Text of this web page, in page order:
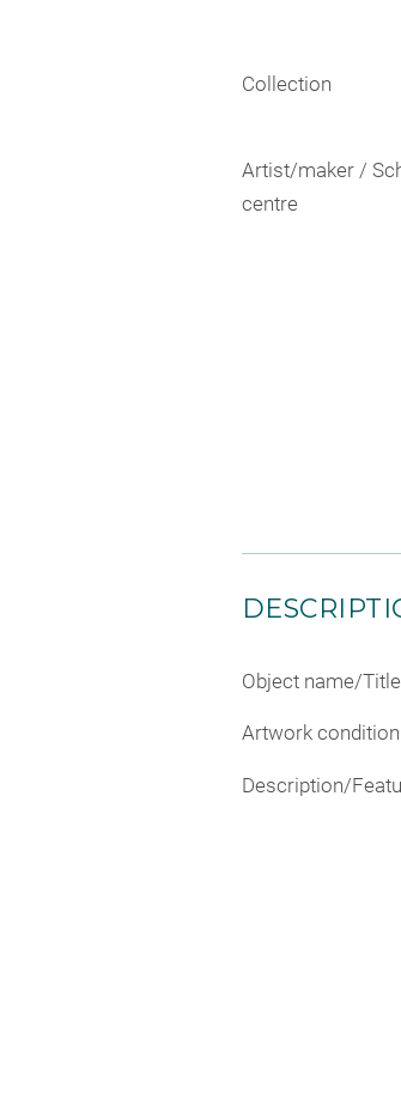
Collection
Artist/maker /
centre
Object name/Title
Artwork condition
Description/